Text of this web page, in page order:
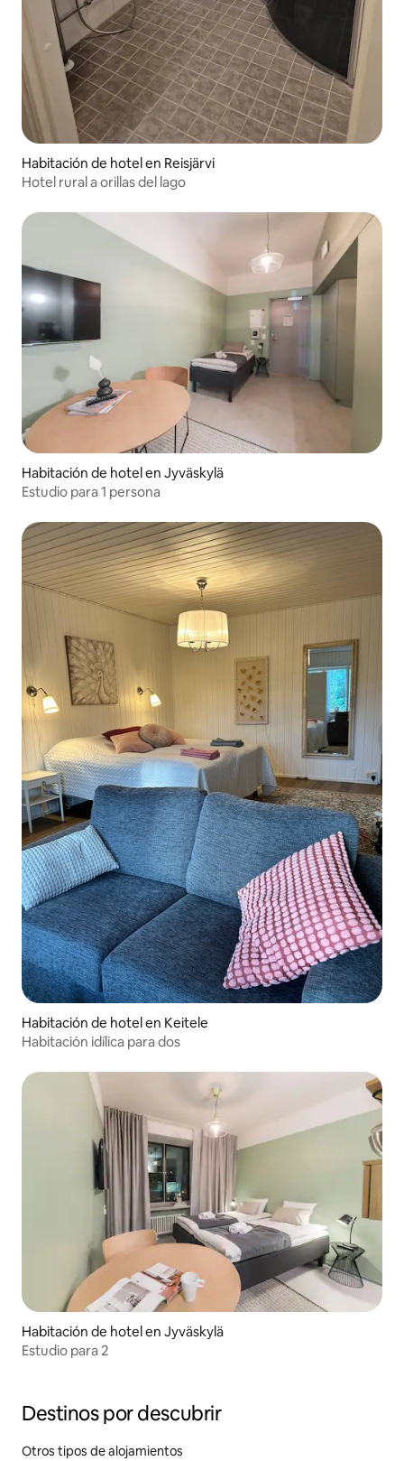
Habitación de hotel en Reisjärvi
Hotel rural a orillas del lago
Habitación de hotel en Jyväskylä
Estudio para 1 persona
Habitación de hotel en Keitele
Habitación idílica para dos
Habitación de hotel en Jyväskylä
Estudio para 2
Destinos por descubrir
Otros tipos de alojamientos